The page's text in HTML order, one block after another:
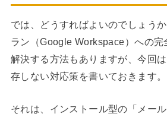
では、どうすればよいのでしょう
ラン（Google Workspace）への完
解決する方法もありますが、今回
存しない対応策を書いておきます。
それは、インストール型の「メー